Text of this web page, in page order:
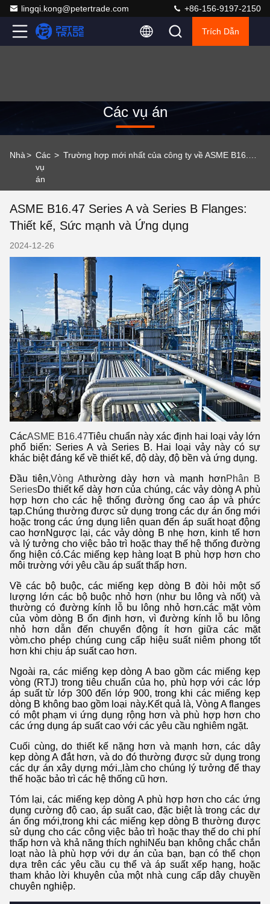
lingqi.kong@petertrade.com +86-156-9197-2150
Trích Dẫn
Các vụ án
Nhà> Các
vụ
án
>
ASME B16.47 Series A và Series B Flanges:
Thiết kế, Sức mạnh và Ứng dụng
2024-12-26
CácASME B16.47Tiêu chuẩn này xác định hai loại vảy lớn
phổ biến: Series A và Series B. Hai loại vảy này có sự
khác biệt đáng kể về thiết kế, độ dày, độ bền và ứng dụng.
Đầu tiên,Vòng Athường dày hơn và mạnh hơnPhân B
SeriesDo thiết kế dày hơn của chúng, các vảy dòng A phù
hợp hơn cho các hệ thống đường ống cao áp và phức
tạp.Chúng thường được sử dụng trong các dự án ống mới
hoặc trong các ứng dụng liên quan đến áp suất hoạt động
cao hơnNgược lại, các vảy dòng B nhẹ hơn, kinh tế hơn
và lý tưởng cho việc bảo trì hoặc thay thế hệ thống đường
ống hiện có.Các miếng kẹp hàng loạt B phù hợp hơn cho
môi trường với yêu cầu áp suất thấp hơn.
Về các bộ buộc, các miếng kẹp dòng B đòi hỏi một số
lượng lớn các bộ buộc nhỏ hơn (như bu lông và nốt) và
thường có đường kính lỗ bu lông nhỏ hơn.các mặt vòm
của vòm dòng B ổn định hơn, vì đường kính lỗ bu lông
nhỏ hơn dẫn đến chuyển động ít hơn giữa các mặt
vòm.cho phép chúng cung cấp hiệu suất niêm phong tốt
hơn khi chịu áp suất cao hơn.
Ngoài ra, các miếng kẹp dòng A bao gồm các miếng kẹp
vòng (RTJ) trong tiêu chuẩn của họ, phù hợp với các lớp
áp suất từ lớp 300 đến lớp 900, trong khi các miếng kẹp
dòng B không bao gồm loại này.Kết quả là, Vòng A flanges
có một phạm vi ứng dụng rộng hơn và phù hợp hơn cho
các ứng dụng áp suất cao với các yêu cầu nghiêm ngặt.
Cuối cùng, do thiết kế nặng hơn và mạnh hơn, các dây
kẹp dòng A đắt hơn, và do đó thường được sử dụng trong
các dự án xây dựng mới.,làm cho chúng lý tưởng để thay
thế hoặc bảo trì các hệ thống cũ hơn.
Tóm lại, các miếng kẹp dòng A phù hợp hơn cho các ứng
dụng cường độ cao, áp suất cao, đặc biệt là trong các dự
án ống mới,trong khi các miếng kẹp dòng B thường được
sử dụng cho các công việc bảo trì hoặc thay thế do chi phí
thấp hơn và khả năng thích nghiNếu bạn không chắc chắn
loạt nào là phù hợp với dự án của bạn, bạn có thể chọn
dựa trên các yêu cầu cụ thể và áp suất xếp hạng, hoặc
tham khảo lời khuyên của một nhà cung cấp dây chuyền
chuyên nghiệp.